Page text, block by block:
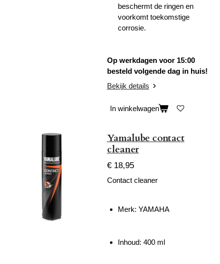
beschermt de ringen en
voorkomt toekomstige
corrosie.
Op werkdagen voor 15:00
besteld volgende dag in huis!
Bekijk details
In winkelwagen
Yamalube contact
cleaner
€ 18,95
Contact cleaner
Merk: YAMAHA
Inhoud: 400 ml